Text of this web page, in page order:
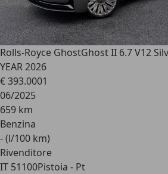
Rolls-Royce GhostGhost II 6.7 V12
YEAR 2026
€ 393.0001
06/2025
659 km
Benzina
- (l/100 km)
Rivenditore
IT 51100Pistoia - Pt